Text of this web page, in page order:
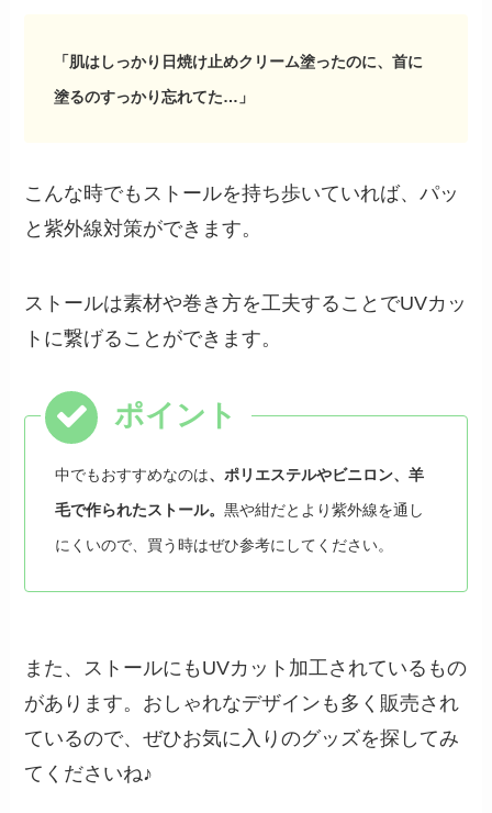
「肌はしっかり日焼け止めクリーム塗ったのに、首に
塗るのすっかり忘れてた…」
こんな時でもストールを持ち歩いていれば、パッ
と紫外線対策ができます。
ストールは素材や巻き方を工夫することでUVカッ
トに繋げることができます。
中でもおすすめなのは、ポリエステルやビニロン、羊
毛で作られたストール。黒や紺だとより紫外線を通し
にくいので、買う時はぜひ参考にしてください。
また、ストールにもUVカット加工されているもの
があります。おしゃれなデザインも多く販売され
ているので、ぜひお気に入りのグッズを探してみ
てくださいね♪